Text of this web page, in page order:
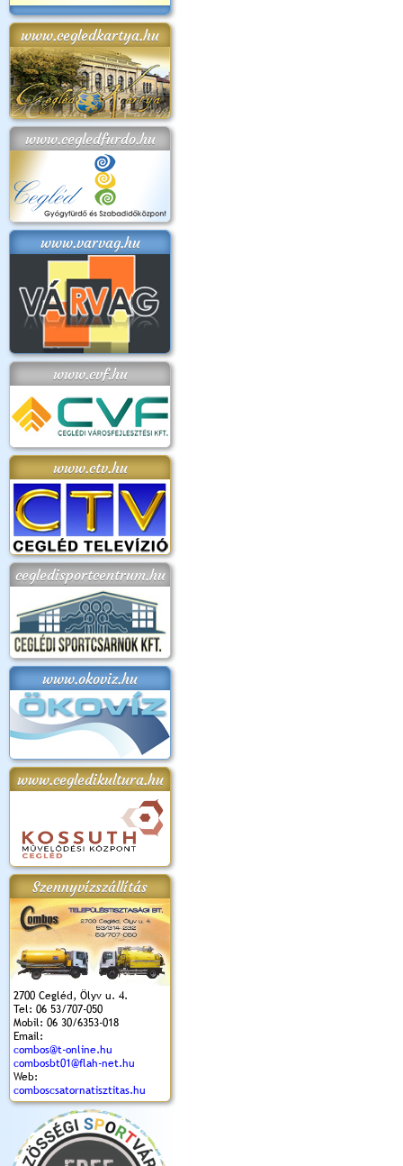
www.cegledkartya.hu
www.cegledfurdo.hu
www.varvag.hu
www.cvf.hu
www.ctv.hu
cegledisportcentrum.hu
www.okoviz.hu
www.cegledikultura.hu
Szennyvízszállítás
2700 Cegléd, Ölyv u. 4.
Tel: 06 53/707-050
Mobil: 06 30/6353-018
Email:
combos@t-online.hu
combosbt01@flah-net.hu
Web:
comboscsatornatisztitas.hu
2018.
Kossuth Toborzó
Ünnepély
Szent István Ünnepe
(2017. 08. 20.)